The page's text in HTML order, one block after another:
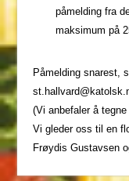
påmelding fra
maksimum på
Påmelding snarest,
(Vi anbefaler å
Vi gleder oss til en
Frøydis Gustavsen